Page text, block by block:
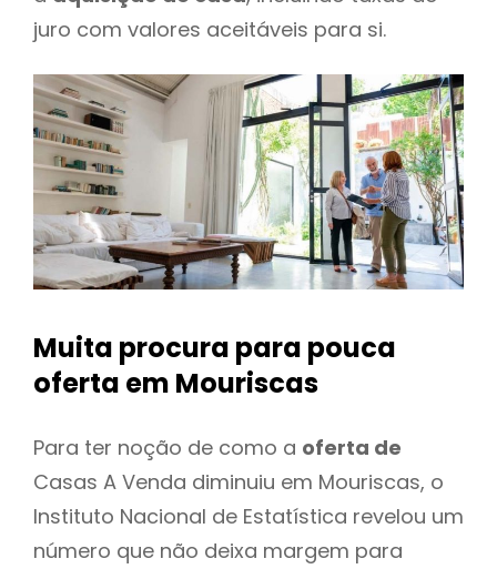
juro com valores aceitáveis para si.
Muita procura para pouca
oferta em Mouriscas
Para ter noção de como a oferta de
Casas A Venda diminuiu em Mouriscas, o
Instituto Nacional de Estatística revelou um
número que não deixa margem para